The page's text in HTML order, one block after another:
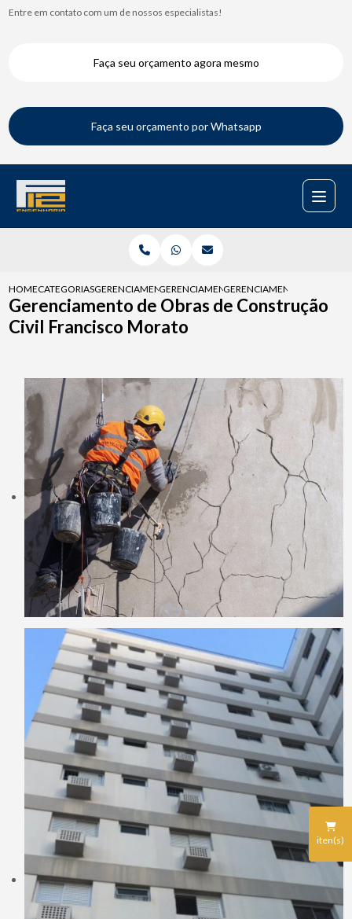
Entre em contato com um de nossos especialistas!
Faça seu orçamento agora mesmo
Faça seu orçamento por Whatsapp
iten(s)
HOMECATEGORIASGERENCIAMENTOS DE OBRAS
GERENCIAMENTO DE OBRA
GERENCIAMENTO DE
Gerenciamento de Obras de Construção
Civil Francisco Morato